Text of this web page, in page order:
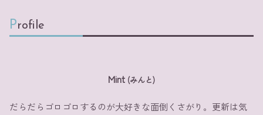
Profile
Mint (みんと)
だらだらゴロゴロするのが大好きな面倒くさがり。更新は気